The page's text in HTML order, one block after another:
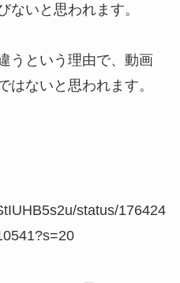
ないと思われます。
うという理由で、動画
はないと思われます。
status/176424